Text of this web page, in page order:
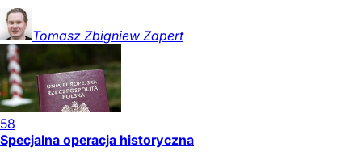
Tomasz Zbigniew Zapert
58
Specjalna operacja historyczna